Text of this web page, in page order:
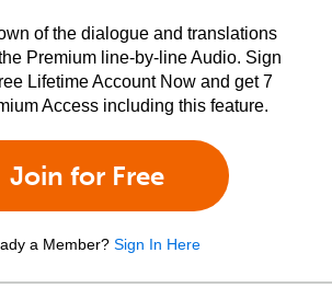
of the dialogue and translations
Premium line-by-line Audio. Sign
Lifetime Account Now and get 7
Access including this feature.
Join for Free
a Member? Sign In Here